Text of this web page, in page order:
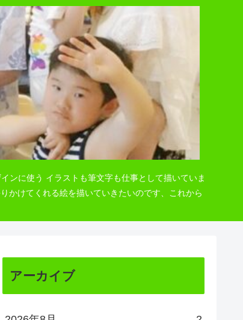
ンに使う イラストも筆文字も仕事として描いていま
かけてくれる絵を描いていきたいのです、これから
アーカイブ